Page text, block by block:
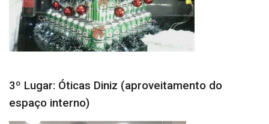
3º Lugar: Óticas Diniz (aproveitamento do
espaço interno)